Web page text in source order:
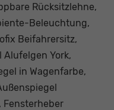
Rücksitzlehne,
Beleuchtung,
Beifahrersitz,
Alufelgen York,
in Wagenfarbe,